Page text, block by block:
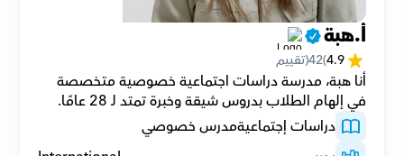
أ.هبة
4.9
(
42(تقييم
في إلهام الطلاب بدروس شيقة وخبرة تمتد لـ 28 عامًا.
دراسات إجتماعيةمدرس خصوصي